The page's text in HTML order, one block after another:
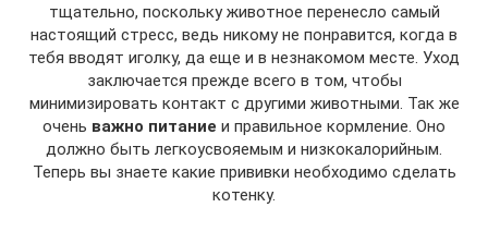
тщательно, поскольку животное перенесло самый
настоящий стресс, ведь никому не понравится, когда в
тебя вводят иголку, да еще и в незнакомом месте. Уход
заключается прежде всего в том, чтобы
минимизировать контакт с другими животными. Так же
очень важно питание и правильное кормление. Оно
должно быть легкоусвояемым и низкокалорийным.
Теперь вы знаете какие прививки необходимо сделать
котенку.